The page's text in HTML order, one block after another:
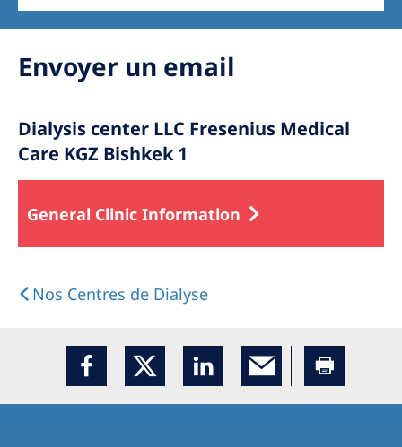
Envoyer un email
Dialysis center LLC Fresenius Medical
Care KGZ Bishkek 1
General Clinic Information
Nos Centres de Dialyse